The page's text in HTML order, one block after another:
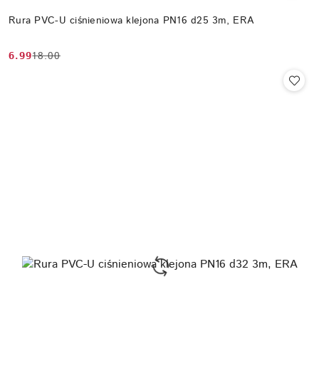
Rura PVC-U ciśnieniowa klejona PN16 d25 3m, ERA
Cena
6.99
Cena18.00